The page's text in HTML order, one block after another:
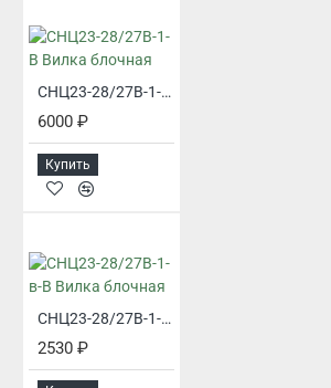
СНЦ23-28/27В-1-В Вилка блочная
6000 ₽
Купить
СНЦ23-28/27В-1-в-В Вилка блочная
2530 ₽